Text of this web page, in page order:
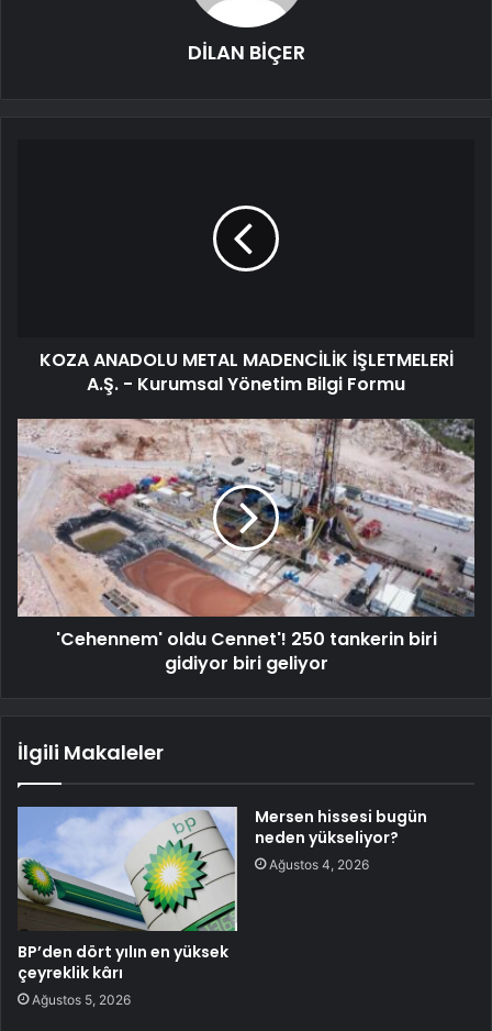
DİLAN BİÇER
KOZA ANADOLU METAL MADENCİLİK İŞLETMELERİ
A.Ş. - Kurumsal Yönetim Bilgi Formu
'Cehennem' oldu Cennet'! 250 tankerin biri
gidiyor biri geliyor
İlgili Makaleler
BP’den dört yılın en yüksek
çeyreklik kârı
Ağustos 5, 2026
Mersen hissesi bugün
neden yükseliyor?
Ağustos 4, 2026